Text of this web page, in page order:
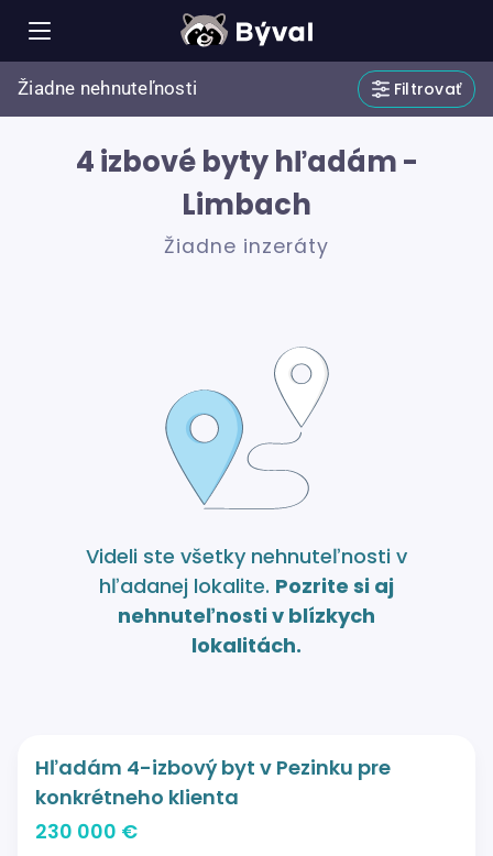
Žiadne nehnuteľnosti Filtrovať
4 izbové byty hľadám -
Limbach
Žiadne inzeráty
Videli ste všetky nehnuteľnosti v
hľadanej lokalite. Pozrite si aj
nehnuteľnosti v blízkych
lokalitách.
Hľadám 4-izbový byt v Pezinku pre
konkrétneho klienta
230 000 €